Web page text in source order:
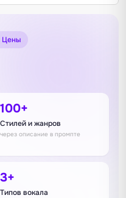
Цены
100+
Стилей и жанров
через описание в промпте
3+
Типов вокала